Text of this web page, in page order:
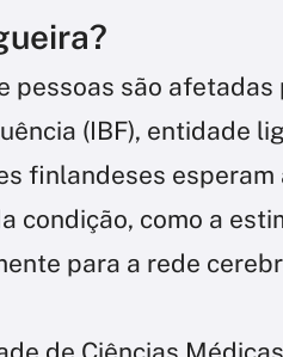
pessoas são
(IBF), entidade
finlandeses
condição, como a
para a rede
de Ciências